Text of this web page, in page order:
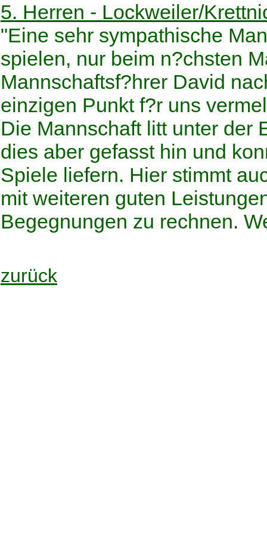
5. Herren - Lockweiler/
"Eine sehr sympathische
spielen, nur beim n?chsten
Mannschaftsf?hrer David
einzigen Punkt f?r uns
Die Mannschaft litt unter der
dies aber gefasst hin und
Spiele liefern. Hier stimmt
mit weiteren guten
Begegnungen zu rechnen.
zurück